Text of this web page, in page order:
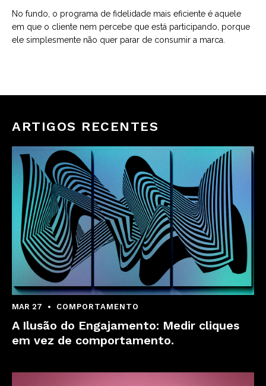
No fundo, o programa de fidelidade mais eficiente é aquele
em que o cliente nem percebe que está participando, porque
ele simplesmente não quer parar de consumir a marca.
ARTIGOS RECENTES
MAR 27 COMPORTAMENTO
A Ilusão do Engajamento: Medir cliques
em vez de comportamento.